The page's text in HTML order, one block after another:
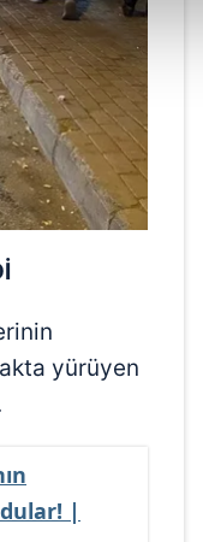
ve üçüncü
olan çerezler bilgi
ve
açık rızanız
yürüyen
|